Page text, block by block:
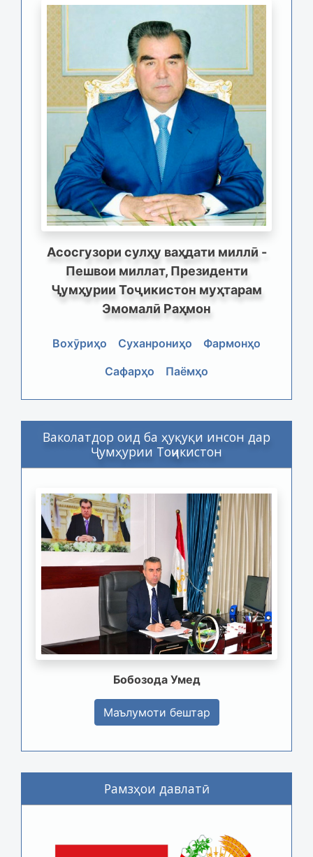
Асосгузори сулҳу ваҳдати миллӣ -
Пешвои миллат, Президенти
Ҷумҳурии Тоҷикистон муҳтарам
Эмомалӣ Раҳмон
Вохӯриҳо Суханрониҳо
Фармонҳо
Сафарҳо
Паёмҳо
Ваколатдор оид ба ҳуқуқи инсон дар
Ҷумҳурии Тоҷикистон
Бобозода Умед
Маълумоти бештар
Рамзҳои давлатӣ